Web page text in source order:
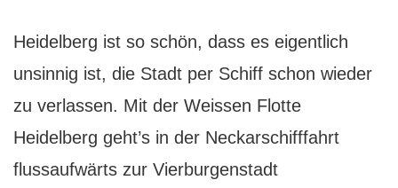
Heidelberg ist so schön, dass es eigentlich
unsinnig ist, die Stadt per Schiff schon wieder
zu verlassen. Mit der Weissen Flotte
Heidelberg geht’s in der Neckarschifffahrt
flussaufwärts zur Vierburgenstadt